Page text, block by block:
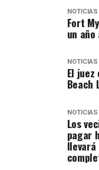
Fort
un
El
Beach
Los
pagar